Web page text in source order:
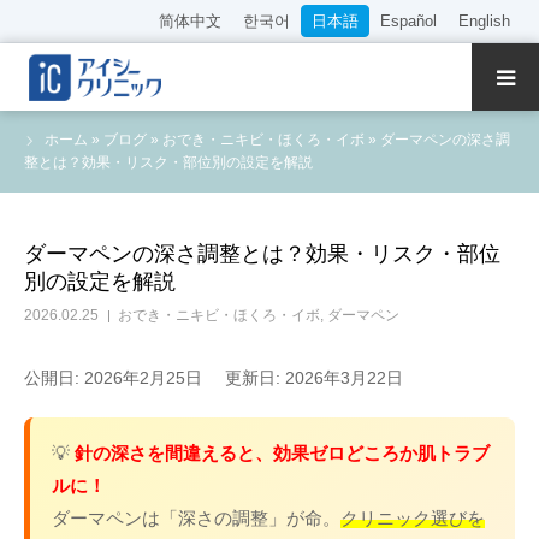
简体中文 한국어 日本語 Español English
ホーム » ブログ » おでき・ニキビ・ほくろ・イボ » ダーマペンの深さ調
整とは？効果・リスク・部位別の設定を解説
ダーマペンの深さ調整とは？効果・リスク・部位
別の設定を解説
2026.02.25 おでき・ニキビ・ほくろ・イボ, ダーマペン
公開日: 2026年2月25日 更新日: 2026年3月22日
💡 針の深さを間違えると、効果ゼロどころか肌トラブ
ルに！
ダーマペンは「深さの調整」が命。 クリニック選びを
クリニック紹介
診療内容
WEB予約
料金表
アクセス
採用情報